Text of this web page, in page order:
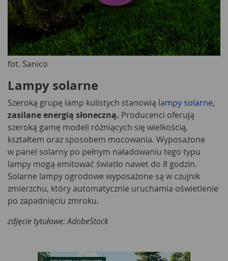
fot. Sanico
Lampy solarne
Szeroką grupę lamp kulistych stanowią lampy solarne,
zasilane energią słoneczną. Producenci oferują
szeroką gamę modeli różniących się wielkością,
kształtem oraz sposobem mocowania. Wyposażone
w panel solarny po pełnym naładowaniu tego typu
lampy mogą emitować światło nawet do 8 godzin.
Solarne lampy ogrodowe wyposażone są w czujnik
zmierzchu, który automatycznie uruchamia oświetlenie
po zapadnięciu zmroku.
zdjęcie tytułowe: AdobeStock